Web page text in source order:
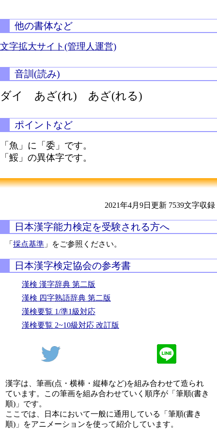
他の書体など
文字拡大サイト(管理人運営)
音訓(読み)
ダイ あざ(れ) あざ(れる)
ポイントなど
「魚」に「委」です。
「鮾」の異体字です。
2021年4月9日更新 7539文字収録
日本漢字能力検定を受験される方へ
「採点基準 」をご参照ください。
日本漢字検定協会の参考書
漢検 漢字辞典 第二版
漢検 四字熟語辞典 第二版
漢検要覧 1/準1級対応
漢検要覧 2~10級対応 改訂版
漢字は、筆画(点・横棒・縦棒など)を組み合わせて造られ
ています。この筆画を組み合わせていく順序が「筆順(書き
順)」です。
ここでは、日本において一般に通用している「筆順(書き
順)」をアニメーションを使って紹介しています。